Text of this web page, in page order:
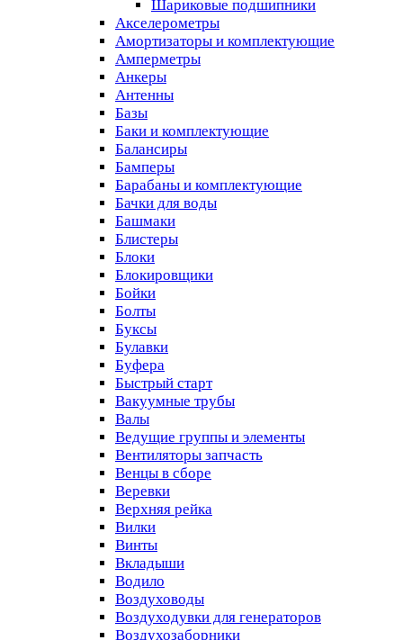
Шариковые подшипники
Акселерометры
Амортизаторы и комплектующие
Амперметры
Анкеры
Антенны
Базы
Баки и комплектующие
Балансиры
Бамперы
Барабаны и комплектующие
Бачки для воды
Башмаки
Блистеры
Блоки
Блокировщики
Бойки
Болты
Буксы
Булавки
Буфера
Быстрый старт
Вакуумные трубы
Валы
Ведущие группы и элементы
Вентиляторы запчасть
Венцы в сборе
Веревки
Верхняя рейка
Вилки
Винты
Вкладыши
Водило
Воздуховоды
Воздуходувки для генераторов
Воздухозаборники